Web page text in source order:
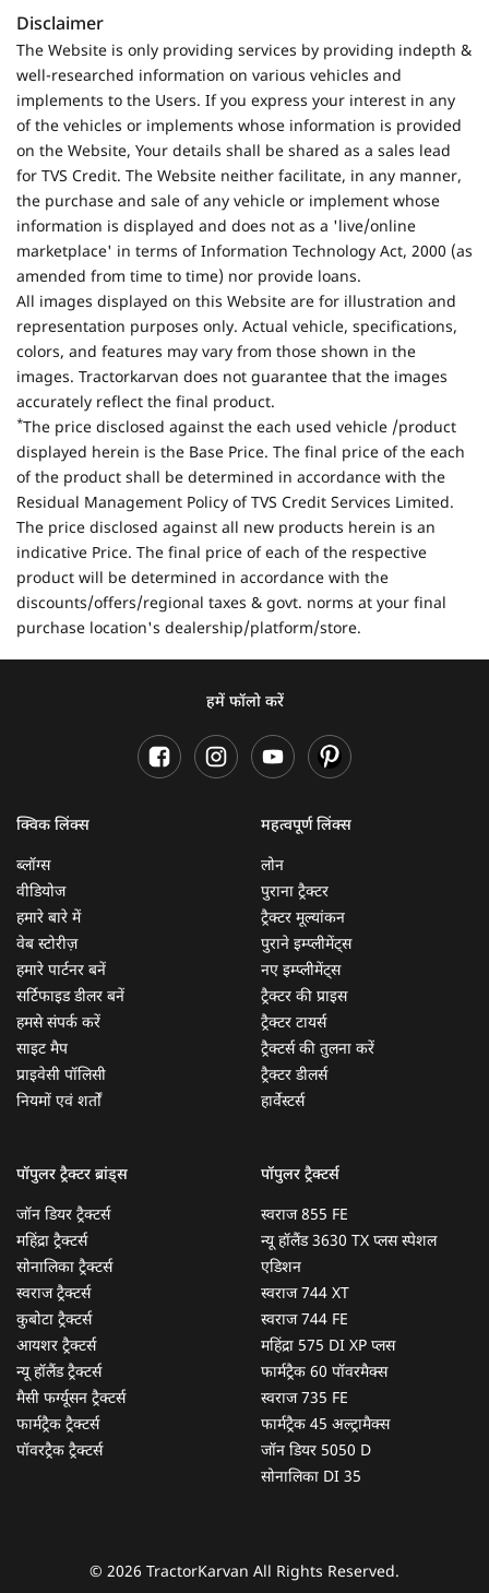
Disclaimer
The Website is only providing services by providing indepth &
well-researched information on various vehicles and
implements to the Users. If you express your interest in any
of the vehicles or implements whose information is provided
on the Website, Your details shall be shared as a sales lead
for TVS Credit. The Website neither facilitate, in any manner,
the purchase and sale of any vehicle or implement whose
information is displayed and does not as a 'live/online
marketplace' in terms of Information Technology Act, 2000 (as
amended from time to time) nor provide loans.
All images displayed on this Website are for illustration and
representation purposes only. Actual vehicle, specifications,
colors, and features may vary from those shown in the
images. Tractorkarvan does not guarantee that the images
accurately reflect the final product.
*The price disclosed against the each used vehicle /product
displayed herein is the Base Price. The final price of the each
of the product shall be determined in accordance with the
Residual Management Policy of TVS Credit Services Limited.
The price disclosed against all new products herein is an
indicative Price. The final price of each of the respective
product will be determined in accordance with the
discounts/offers/regional taxes & govt. norms at your final
purchase location's dealership/platform/store.
हमें फॉलो करें
क्विक लिंक्स
ब्लॉग्स
वीडियोज
हमारे बारे में
वेब स्टोरीज़
हमारे पार्टनर बनें
सर्टिफाइड डीलर बनें
हमसे संपर्क करें
साइट मैप
प्राइवेसी पॉलिसी
नियमों एवं शर्तों
महत्वपूर्ण लिंक्स
लोन
पुराना ट्रैक्टर
ट्रैक्टर मूल्यांकन
पुराने इम्प्लीमेंट्स
नए इम्प्लीमेंट्स
ट्रैक्टर की प्राइस
ट्रैक्टर टायर्स
ट्रैक्टर्स की तुलना करें
ट्रैक्टर डीलर्स
हार्वेस्टर्स
पॉपुलर ट्रैक्टर ब्रांड्स
जॉन डियर ट्रैक्टर्स
महिंद्रा ट्रैक्टर्स
सोनालिका ट्रैक्टर्स
स्वराज ट्रैक्टर्स
कुबोटा ट्रैक्टर्स
आयशर ट्रैक्टर्स
न्यू हॉलैंड ट्रैक्टर्स
मैसी फर्ग्यूसन ट्रैक्टर्स
फार्मट्रैक ट्रैक्टर्स
पॉवरट्रैक ट्रैक्टर्स
पॉपुलर ट्रैक्टर्स
स्वराज 855 FE
न्यू हॉलैंड 3630 TX प्लस स्पेशल
एडिशन
स्वराज 744 XT
स्वराज 744 FE
महिंद्रा 575 DI XP प्लस
फार्मट्रैक 60 पॉवरमैक्स
स्वराज 735 FE
फार्मट्रैक 45 अल्ट्रामैक्स
जॉन डियर 5050 D
सोनालिका DI 35
© 2026 TractorKarvan All Rights Reserved.